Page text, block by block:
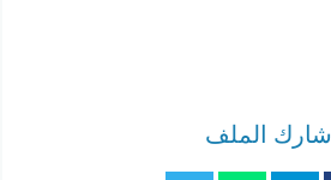
شارك الملف